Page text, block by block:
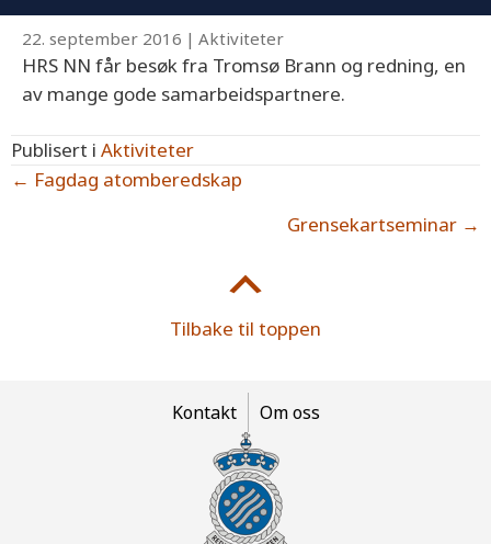
22. september 2016 | Aktiviteter
HRS NN får besøk fra Tromsø Brann og redning, en
av mange gode samarbeidspartnere.
Publisert i Aktiviteter
Posts
← Fagdag atomberedskap
Grensekartseminar →
Tilbake til toppen
Kontakt Om oss